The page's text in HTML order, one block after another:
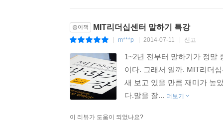
종이책 MIT리더십센터 말하기 특강
m***p 2014-07-11 신고
1~2년 전부터 말하기가 정말
이다. 그래서 일까. MIT리더
새 보고 있을 만큼 재미가 높
다.말을 잘... 더보기
이 리뷰가 도움이 되었나요?